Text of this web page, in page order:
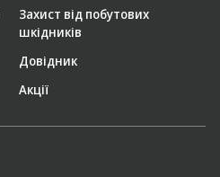
Захист від побутових
шкідників
Довідник
Акції